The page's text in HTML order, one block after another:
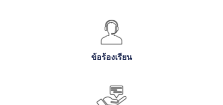
ข้อร้องเรียน